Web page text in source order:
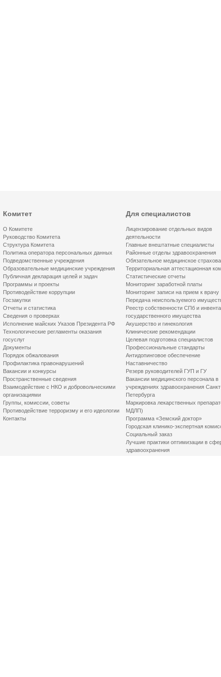
Комитет
О Комитете
Руководство Комитета
Структура Комитета
Политика оператора персональных данных
Подведомственные учреждения
Образовательные медицинские учреждения
Публичная декларация целей и задач
Программы и проекты
Противодействие коррупции
Госзакупки
Отчеты и статистика
Сведения о проверках
Исполнение майских Указов Президента РФ
Технологические регламенты оказания
госуслуг
Документы
Порядок обжалования
Профилактика правонарушений
Вакансии и конкурсы
Пространственные сведения
Взаимодействие с НКО и добровольческими
организациями
Группы, комиссии, советы
Противодействие терроризму и его идеологии
Контакты
Для специалистов
Лицензирование отдельных видов
деятельности
Главные внештатные специалисты
Районные отделы здравоохранения
Обязательное медицинское
Территориальная аттестационная
Статистические отчеты
Мониторинг заработной платы
Мониторинг записи на прием к врачу
Передача неиспользуемого
Реестр собственности СПб и
государственного имущества
Акушерство и гинекология
Клинические рекомендации
Целевая подготовка специалистов
Профессиональные стандарты
Антидопинговое обеспечение
Наставничество
Резерв руководителей ГУП и ГУ
Вакансии медицинского персонала в
учреждениях здравоохранения
Петербурга
Маркировка лекарственных
МДЛП)
Программа «Земский доктор»
Городская клинико-экспертная
Социальный заказ
Лучшие практики оптимизации в
здравоохранения